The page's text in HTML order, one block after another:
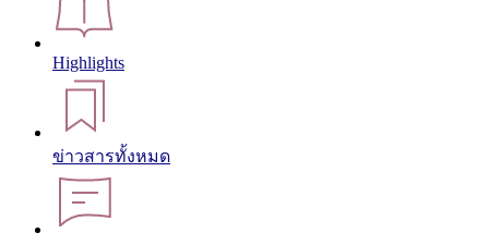
Highlights
ข่าวสารทั้งหมด